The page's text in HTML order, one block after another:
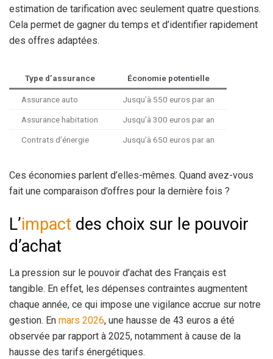
estimation de tarification avec seulement quatre questions.
Cela permet de gagner du temps et d’identifier rapidement
des offres adaptées.
Type d’assurance Économie potentielle
Assurance auto Jusqu’à 550 euros par an
Assurance habitation Jusqu’à 300 euros par an
Contrats d’énergie Jusqu’à 650 euros par an
Ces économies parlent d’elles-mêmes. Quand avez-vous
fait une comparaison d’offres pour la dernière fois ?
L’impact des choix sur le pouvoir
d’achat
La pression sur le pouvoir d’achat des Français est
tangible. En effet, les dépenses contraintes augmentent
chaque année, ce qui impose une vigilance accrue sur notre
gestion. En mars 2026, une hausse de 43 euros a été
observée par rapport à 2025, notamment à cause de la
hausse des tarifs énergétiques.